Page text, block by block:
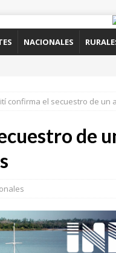
NACIONALES
confirma el secuestro de un
de